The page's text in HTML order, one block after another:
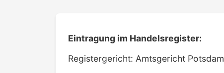
Eintragung im Handelsregister:
Registergericht: Amtsgericht Potsdam